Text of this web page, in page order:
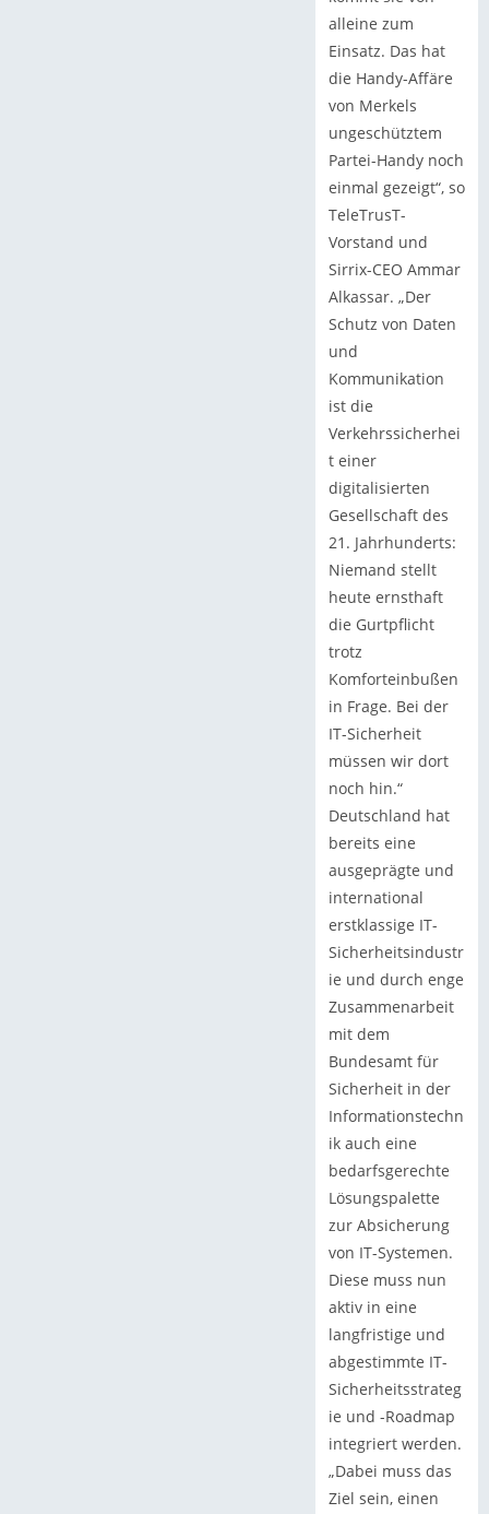
alleine zum
Einsatz. Das hat
die Handy-Affäre
von Merkels
ungeschütztem
Partei-Handy noch
einmal gezeigt“, so
TeleTrusT-
Vorstand und
Sirrix-CEO Ammar
Alkassar. „Der
Schutz von Daten
und
Kommunikation
ist die
Verkehrssicherhei
t einer
digitalisierten
Gesellschaft des
21. Jahrhunderts:
Niemand stellt
heute ernsthaft
die Gurtpflicht
trotz
Komforteinbußen
in Frage. Bei der
IT-Sicherheit
müssen wir dort
noch hin.“
Deutschland hat
bereits eine
ausgeprägte und
international
erstklassige IT-
Sicherheitsindustr
ie und durch enge
Zusammenarbeit
mit dem
Bundesamt für
Sicherheit in der
Informationstechn
ik auch eine
bedarfsgerechte
Lösungspalette
zur Absicherung
von IT-Systemen.
Diese muss nun
aktiv in eine
langfristige und
abgestimmte IT-
Sicherheitsstrateg
ie und -Roadmap
integriert werden.
„Dabei muss das
Ziel sein, einen